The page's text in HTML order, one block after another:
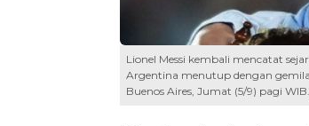
Lionel Messi kembali mencatat
Argentina menutup dengan
Buenos Aires, Jumat (5/9) pagi